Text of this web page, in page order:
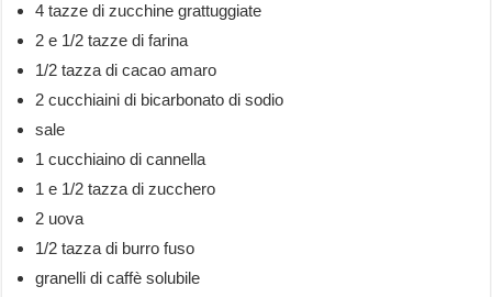
4 tazze di zucchine grattuggiate
2 e 1/2 tazze di farina
1/2 tazza di cacao amaro
2 cucchiaini di bicarbonato di sodio
sale
1 cucchiaino di cannella
1 e 1/2 tazza di zucchero
2 uova
1/2 tazza di burro fuso
granelli di caffè solubile